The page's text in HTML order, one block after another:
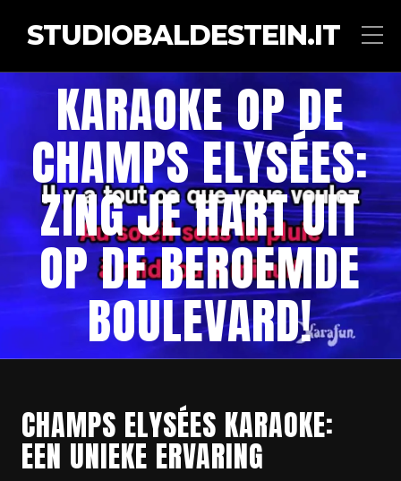
STUDIOBALDESTEIN.IT
KARAOKE OP DE
CHAMPS ELYSÉES:
ZING JE HART UIT
OP DE BEROEMDE
BOULEVARD!
CHAMPS ELYSÉES KARAOKE:
EEN UNIEKE ERVARING